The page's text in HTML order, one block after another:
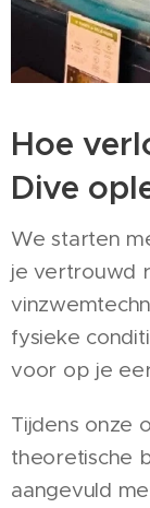
Hoe
Dive
We starten
je vertrouwd
fysieke
voor op je
Tijdens onze
theoretische
aangevuld